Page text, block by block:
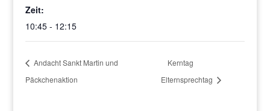
Zeit:
10:45 - 12:15
Andacht Sankt Martin und
Päckchenaktion
Kerntag
Elternsprechtag